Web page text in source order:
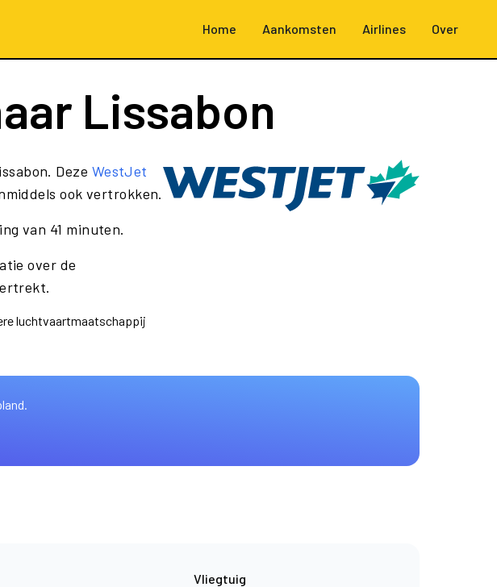
Home Aankomsten Airlines Over
Lissabon
Deze WestJet
ook vertrokken.
van 41 minuten.
over de
luchtvaartmaatschappij
Vliegtuig